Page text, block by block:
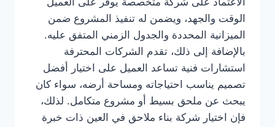
الوقت والجهد، ويضمن له تنفيذ المشروع ضمن
الميزانية المحددة والجدول الزمني المتفق عليه.
بالإضافة إلى ذلك، تقدم الشركات المحترفة
استشارات فنية تساعد العميل على اختيار أفضل
تصميم يناسب احتياجاته ومساحة أرضه، سواء كان
يبحث عن ملحق بسيط أو مشروع متكامل. لذلك،
فإن اختيار شركة بناء ملاحق في العين ذات خبرة